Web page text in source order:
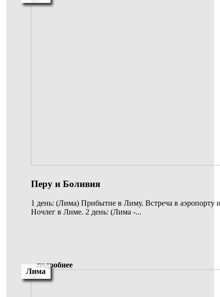
Перу и Боливия
1 день: (Лима) Прибытие в Лиму. Встреча в аэропорту
Ночлег в Лиме. 2 день: (Лима -...
подробнее
Лима